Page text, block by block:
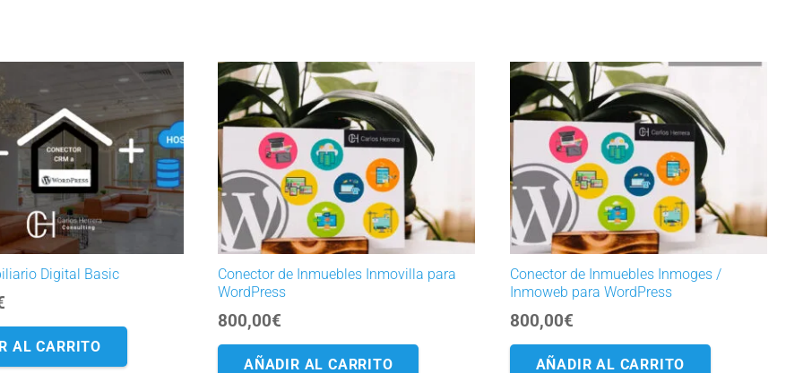
Digital Basic
AL CARRITO
Conector de Inmuebles Inmovilla para
WordPress
800,00€
AÑADIR AL CARRITO
Conector de Inmuebles Inmoges /
Inmoweb para WordPress
800,00€
AÑADIR AL CARRITO